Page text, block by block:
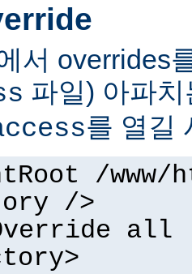
서 overrides
파일) 아파
를 열길
/www/
/>
all